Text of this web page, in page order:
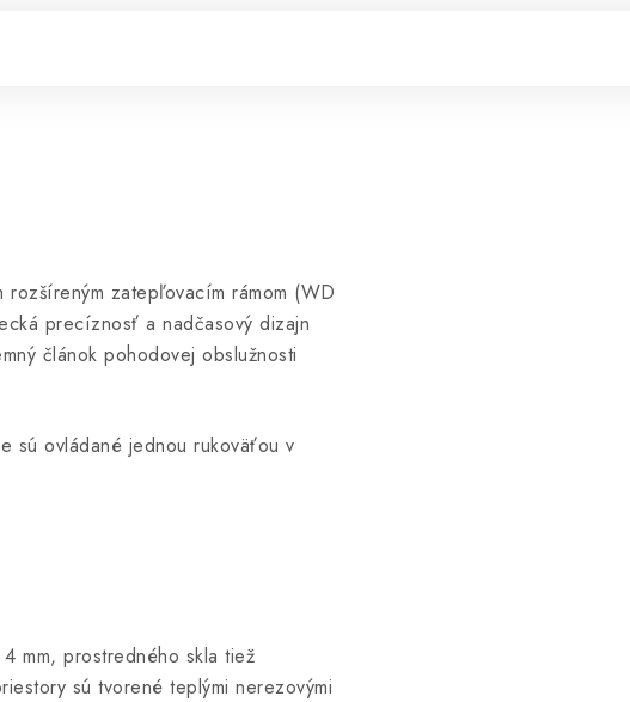
rozšíreným zatepľovacím rámom (WD
precíznosť a nadčasový dizajn
článok pohodovej obslužnosti
sú ovládané jednou rukoväťou v
mm, prostredného skla tiež
sú tvorené teplými nerezovými